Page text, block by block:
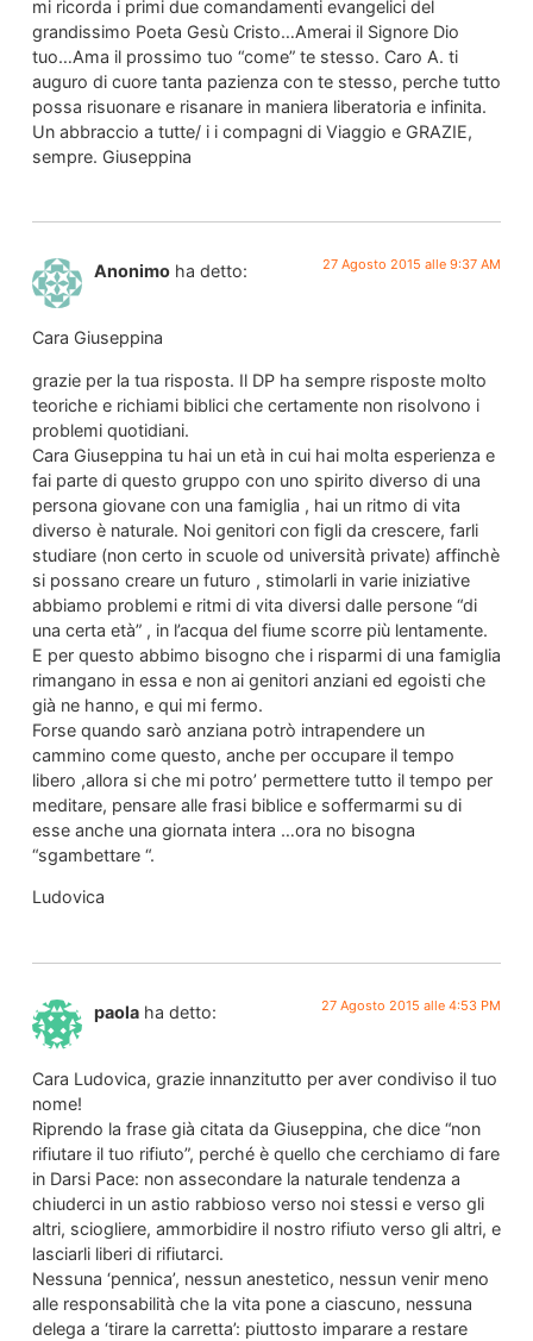
mi ricorda i primi due comandamenti evangelici del
grandissimo Poeta Gesù Cristo…Amerai il Signore Dio
tuo…Ama il prossimo tuo “come” te stesso. Caro A. ti
auguro di cuore tanta pazienza con te stesso, perche tutto
possa risuonare e risanare in maniera liberatoria e infinita.
Un abbraccio a tutte/ i i compagni di Viaggio e GRAZIE,
sempre. Giuseppina
Anonimo ha detto: 27 Agosto 2015 alle 9:37 AM
Cara Giuseppina
grazie per la tua risposta. Il DP ha sempre risposte molto
teoriche e richiami biblici che certamente non risolvono i
problemi quotidiani.
Cara Giuseppina tu hai un età in cui hai molta esperienza e
fai parte di questo gruppo con uno spirito diverso di una
persona giovane con una famiglia , hai un ritmo di vita
diverso è naturale. Noi genitori con figli da crescere, farli
studiare (non certo in scuole od università private) affinchè
si possano creare un futuro , stimolarli in varie iniziative
abbiamo problemi e ritmi di vita diversi dalle persone “di
una certa età” , in l’acqua del fiume scorre più lentamente.
E per questo abbimo bisogno che i risparmi di una famiglia
rimangano in essa e non ai genitori anziani ed egoisti che
già ne hanno, e qui mi fermo.
Forse quando sarò anziana potrò intrapendere un
cammino come questo, anche per occupare il tempo
libero ,allora si che mi potro’ permettere tutto il tempo per
meditare, pensare alle frasi biblice e soffermarmi su di
esse anche una giornata intera …ora no bisogna
“sgambettare “.
Ludovica
paola ha detto: 27 Agosto 2015 alle 4:53 PM
Cara Ludovica, grazie innanzitutto per aver condiviso il tuo
nome!
Riprendo la frase già citata da Giuseppina, che dice “non
rifiutare il tuo rifiuto”, perché è quello che cerchiamo di fare
in Darsi Pace: non assecondare la naturale tendenza a
chiuderci in un astio rabbioso verso noi stessi e verso gli
altri, sciogliere, ammorbidire il nostro rifiuto verso gli altri, e
lasciarli liberi di rifiutarci.
Nessuna ‘pennica’, nessun anestetico, nessun venir meno
alle responsabilità che la vita pone a ciascuno, nessuna
delega a ‘tirare la carretta’: piuttosto imparare a restare